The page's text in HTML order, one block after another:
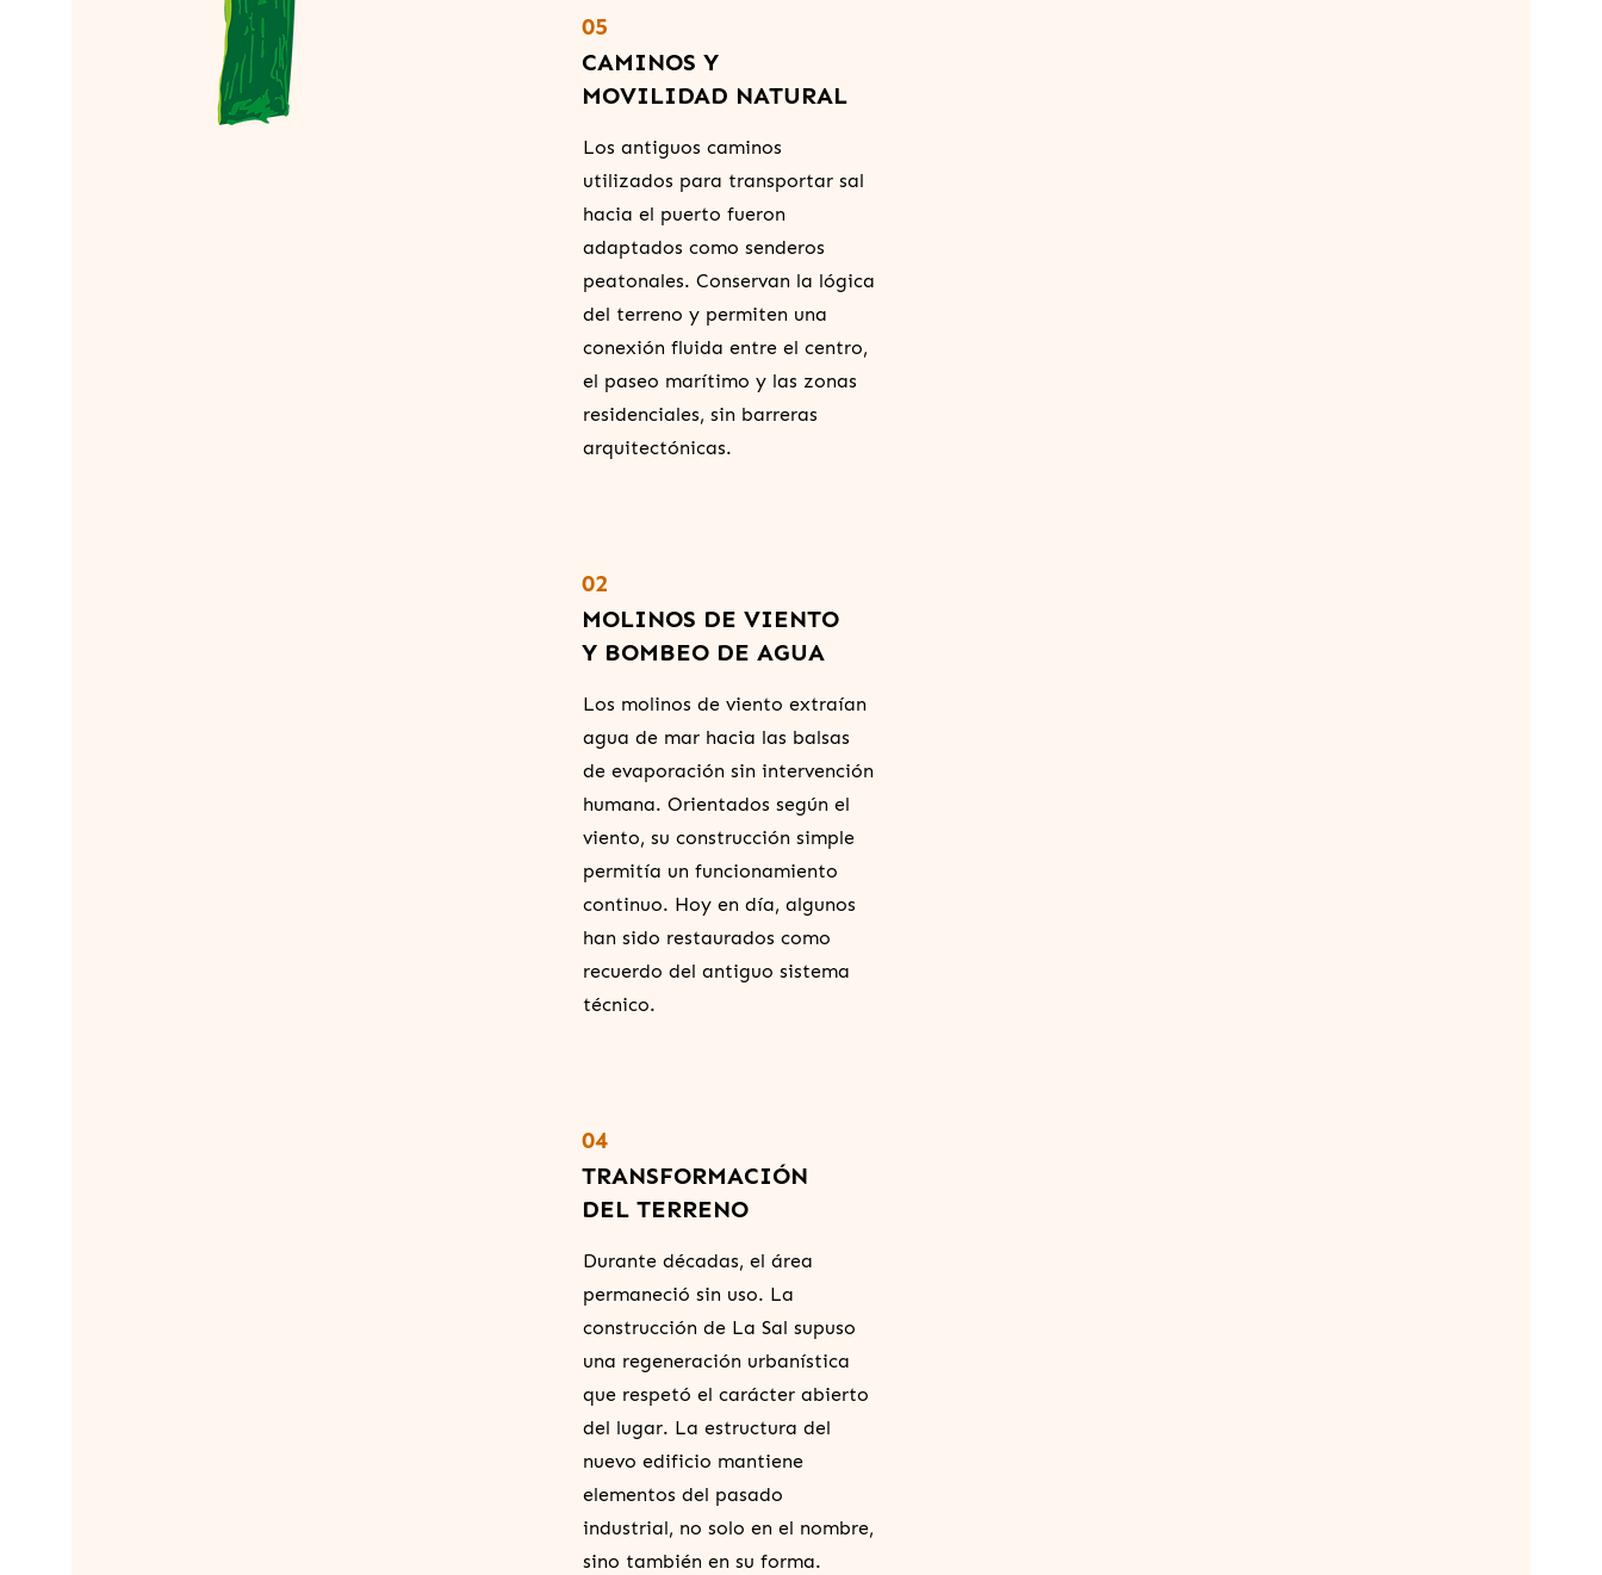
05
CAMINOS Y
MOVILIDAD NATURAL
Los antiguos caminos
utilizados para transportar sal
hacia el puerto fueron
adaptados como senderos
peatonales. Conservan la lógica
del terreno y permiten una
conexión fluida entre el centro,
el paseo marítimo y las zonas
residenciales, sin barreras
arquitectónicas.
02
MOLINOS DE VIENTO
Y BOMBEO DE AGUA
Los molinos de viento extraían
agua de mar hacia las balsas
de evaporación sin intervención
humana. Orientados según el
viento, su construcción simple
permitía un funcionamiento
continuo. Hoy en día, algunos
han sido restaurados como
recuerdo del antiguo sistema
técnico.
04
TRANSFORMACIÓN
DEL TERRENO
Durante décadas, el área
permaneció sin uso. La
construcción de La Sal supuso
una regeneración urbanística
que respetó el carácter abierto
del lugar. La estructura del
nuevo edificio mantiene
elementos del pasado
industrial, no solo en el nombre,
sino también en su forma.